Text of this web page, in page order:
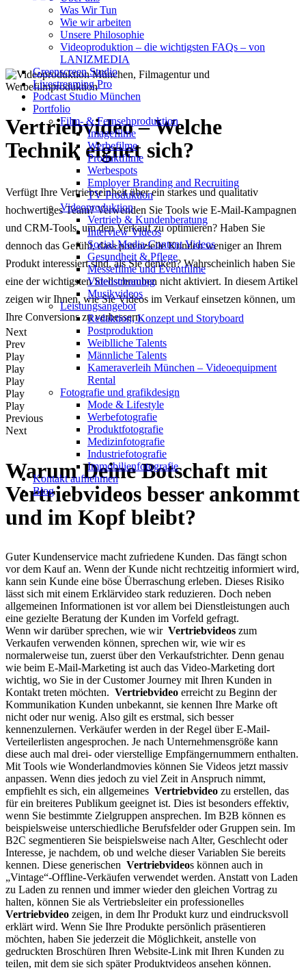
Was Wir Tun
Wie wir arbeiten
Unsere Philosophie
Videoproduktion – die wichtigsten FAQs – von
LANIZMEDIA
Greenscreen Studio
Livestreaming Pro
Podcast Studio München
Portfolio
Film- & Fernsehproduktion
Imagefilme
Werbefilme
Produktfilme
Werbespots
Employer Branding and Recruiting
TV Produktion
Videoproduktion
Vertrieb & Kundenberatung
Interview Videos
Social-Media-Content Videos
Gesundheit & Pflege
Mes­se­filme und Eventfilme
Video­strea­ming
Musikvideos
Leis­tungs­an­ge­bot
Redak­ti­on, Kon­zept und Storyboard
Post­pro­duk­ti­on
Weiblliche Talents
Männliche Talents
Kameraverleih München – Videoequipment
Rental
Fotografie und grafikdesign
Mode & Lifestyle
Werbefotografie
Produktfotografie
Medizinfotografie
Industriefotografie
Immobilienfotografie
Kontakt aufnehmen
Blog
Erfolg im Vertrieb
Vertriebvideo – Welche
Technik eignet sich?
Verfügt Ihre Vertriebseinheit über ein starkes und qualitativ
hochwertiges Team? Verwenden Sie Tools wie E-Mail-Kampagnen
und CRM-Tools, um den Verkauf zu optimieren? Haben Sie
dennoch das Gefühl, dass potenzielle Kunden weniger an Ihrem
Produkt interessiert sind, als Sie denken? Wahrscheinlich haben Sie
eine der wichtigsten Stellschrauben nicht aktiviert. In diesem Artikel
zeigen wir Ihnen, wie Sie Videos im Verkauf einsetzen können, um
Ihre Conversions zu verbessern.
Next
Prev
Play
Play
Play
Play
Play
Previous
Next
Warum Deine Botschaft mit
Vertriebvideos besser ankommt
und im Kopf bleibt?
Guter Kundenservice macht zufriedene Kunden. Das fängt schon
vor dem Kauf an. Wenn der Kunde nicht rechtzeitig informiert wird,
kann sein Kunde eine böse Überraschung erleben. Dieses Risiko
lässt sich mit einem Erklärvideo stark reduzieren. Doch neben
allgemeinen Informationen ist vor allem bei Dienstleistungen auch
eine gezielte Beratung der Kunden im Vorfeld gefragt.
Wenn wir darüber sprechen, wie wir Vertriebvideos zum
Verkaufen verwenden können, sprechen wir, wie wir es
normalerweise tun, zuerst über den Verkaufstrichter. Denn genau
wie beim E-Mail-Marketing ist auch das Video-Marketing dort
wichtig, wo Sie in der Customer Journey mit Ihren Kunden in
Kontakt treten möchten. Vertriebvideo erreicht zu Beginn der
Kommunikation Kunden unbekannt, sie kennen Ihre Marke oft
nicht oder nur wenig. Also gilt es erstmal, sich besser
kennenzulernen. Verkäufer werden in der Regel über E-Mail-
Verteilerlisten angesprochen. Je nach Unternehmensgröße kann
diese auch mal drei- oder vierstellige Empfängernummern enthalten.
Mit Tools wie Wonderlandmovies können Sie Videos jetzt massiv
anpassen. Wenn dies jedoch zu viel Zeit in Anspruch nimmt,
empfiehlt es sich, ein allgemeines Vertriebvideo zu erstellen, das
für ein breiteres Publikum geeignet ist. Dies ist besonders effektiv,
wenn Sie bestimmte Zielgruppen ansprechen. Im B2B können es
beispielsweise unterschiedliche Berufsfelder oder Gruppen sein. Im
B2C segmentieren Sie beispielsweise nach Alter, Geschlecht oder
Interesse, je nachdem, ob und welche dieser Variablen Sie bereits
kennen. Diese generischen Vertriebvideos können auch in
„Vintage“-Offline-Verkäufen verwendet werden. Anstatt von Laden
zu Laden zu rennen und immer wieder den gleichen Vortrag zu
halten, können Sie als Vertriebsleiter ein professionelles
Vertriebvideo zeigen, in dem Ihr Produkt kurz und eindrucksvoll
erklärt wird. Wenn Sie Ihre Produkte persönlich präsentieren
möchten, haben Sie jederzeit die Möglichkeit, anstelle von
gedruckten Broschüren Ihren Website-Link mit Ihren Kunden zu
teilen, mit dem sie sich später Produktvideos ansehen können.